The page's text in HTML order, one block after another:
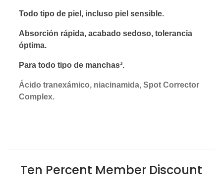
Todo tipo de piel, incluso piel sensible.
Absorción rápida, acabado sedoso, tolerancia
óptima.
Para todo tipo de manchas³.
Ácido tranexámico, niacinamida, Spot Corrector
Complex.
Ten Percent Member Discount